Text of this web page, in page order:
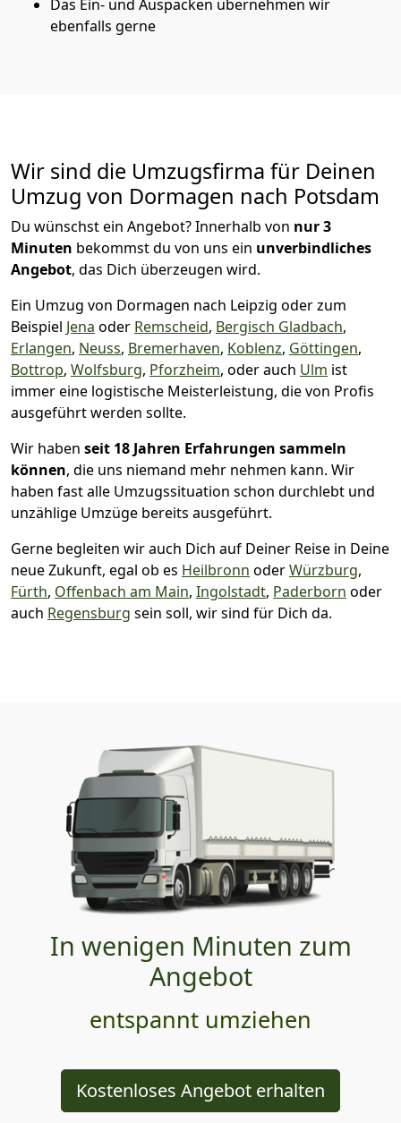
Das Ein- und Auspacken übernehmen wir
ebenfalls gerne
Wir sind die Umzugsfirma für Deinen
Umzug von Dormagen nach Potsdam
Du wünschst ein Angebot? Innerhalb von nur 3
Minuten bekommst du von uns ein unverbindliches
Angebot, das Dich überzeugen wird.
Ein Umzug von Dormagen nach Leipzig oder zum
Beispiel Jena oder Remscheid, Bergisch Gladbach,
Erlangen, Neuss, Bremer­haven, Koblenz, Göttingen,
Bottrop, Wolfsburg, Pforzheim, oder auch Ulm ist
immer eine logistische Meisterleistung, die von Profis
ausgeführt werden sollte.
Wir haben seit 18 Jahren Erfahrungen sammeln
können, die uns niemand mehr nehmen kann. Wir
haben fast alle Umzugssituation schon durchlebt und
unzählige Umzüge bereits ausgeführt.
Gerne begleiten wir auch Dich auf Deiner Reise in Deine
neue Zukunft, egal ob es Heilbronn oderWürzburg,
Fürth, Offenbach am Main, Ingolstadt, Paderborn oder
auch Regensburg sein soll, wir sind für Dich da.
In wenigen Minuten zum
Angebot
entspannt umziehen
Kostenloses Angebot erhalten